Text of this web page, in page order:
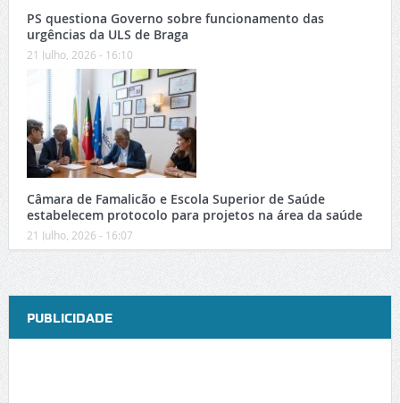
PS questiona Governo sobre funcionamento das
urgências da ULS de Braga
21 Julho, 2026 - 16:10
Câmara de Famalicão e Escola Superior de Saúde
estabelecem protocolo para projetos na área da saúde
21 Julho, 2026 - 16:07
PUBLICIDADE